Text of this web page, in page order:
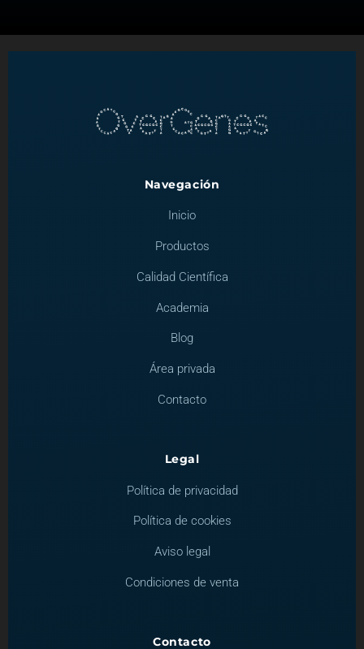
Navegación
Inicio
Productos
Calidad Científica
Academia
Blog
Área privada
Contacto
Legal
Política de privacidad
Política de cookies
Aviso legal
Condiciones de venta
Contacto